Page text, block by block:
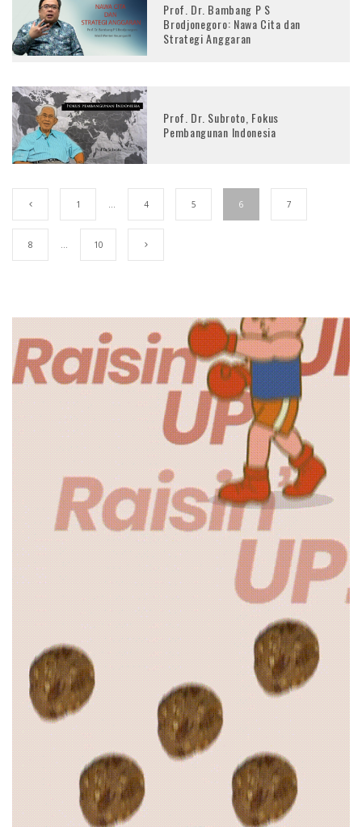
Prof. Dr. Bambang P S
Brodjonegoro: Nawa Cita dan
Strategi Anggaran
Prof. Dr. Subroto, Fokus
Pembangunan Indonesia
1 … 4 5 6 7
8 … 10